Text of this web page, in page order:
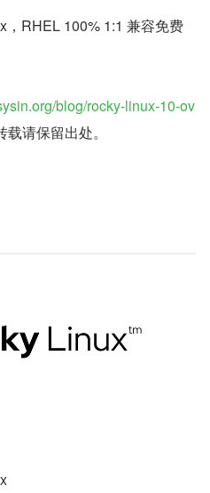
RHEL 100% 1:1 兼容免费
blog/rocky-linux-10-ov
请保留出处。